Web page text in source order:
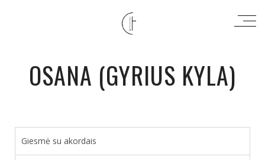
OSANA (GYRIUS KYLA)
Giesmė su akordais